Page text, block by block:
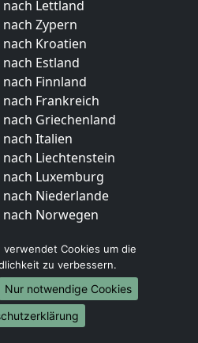
Lettland
Zypern
Kroatien
Estland
Finnland
Frankreich
Griechenland
Italien
Liechtenstein
Luxemburg
Niederlande
Norwegen
nach Berlin
nach Hamburg
München
nach Köln
Cookies um die
zu verbessern.
Nur notwendige Cookies